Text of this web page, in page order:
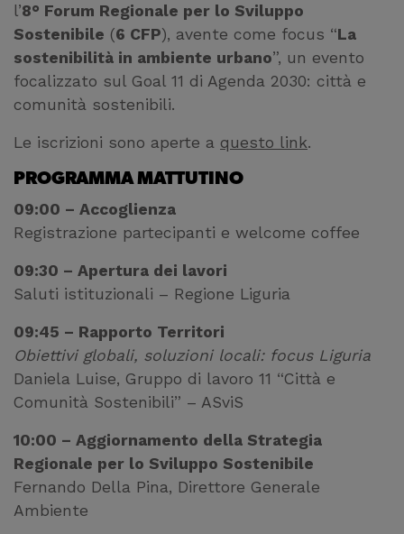
l’8° Forum Regionale per lo Sviluppo
Sostenibile (6 CFP), avente come focus “La
sostenibilità in ambiente urbano”, un evento
focalizzato sul Goal 11 di Agenda 2030: città e
comunità sostenibili.
Le iscrizioni sono aperte a questo link.
PROGRAMMA MATTUTINO
09:00 – Accoglienza
Registrazione partecipanti e welcome coffee
09:30 – Apertura dei lavori
Saluti istituzionali – Regione Liguria
09:45 – Rapporto Territori
Obiettivi globali, soluzioni locali: focus Liguria
Daniela Luise, Gruppo di lavoro 11 “Città e
Comunità Sostenibili” – ASviS
10:00 – Aggiornamento della Strategia
Regionale per lo Sviluppo Sostenibile
Fernando Della Pina, Direttore Generale
Ambiente